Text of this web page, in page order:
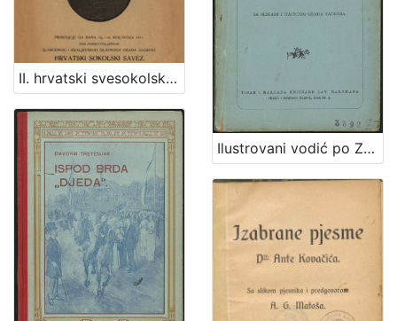
II. hrvatski svesokolski slet u Zagrebu : [razpored] / priredjuju ga dana 12.-16. kolovoza 1911. pod pokroviteljstvom slobodnog i kraljevskog grada Zagreba Hrvatski sokolski savez ; uredio Dragan Janeček
Ilustrovani vodić po Zagrebu i njegovoj okolici : sa slikom i nacrtom grada Zagreba